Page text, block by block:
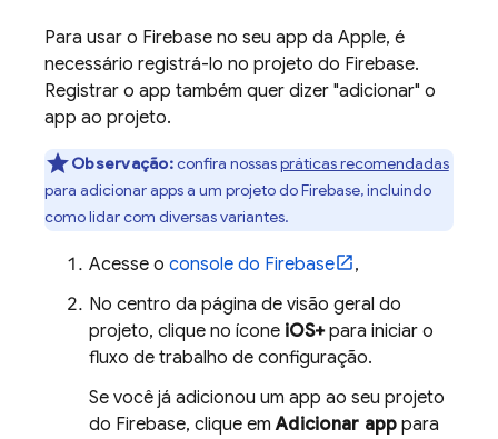
Para usar o Firebase no seu app da Apple, é
necessário registrá-lo no projeto do Firebase.
Registrar o app também quer dizer "adicionar" o
app ao projeto.
Observação:confira nossaspráticas recomendadas
para adicionar apps a um projeto do Firebase, incluindo
como lidar com diversas variantes.
Acesse o console do Firebase
,
No centro da página de visão geral do
projeto, clique no ícone iOS+para iniciar o
fluxo de trabalho de configuração.
Se você já adicionou um app ao seu projeto
do Firebase, clique emAdicionar app para